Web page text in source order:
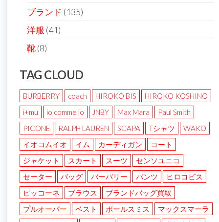
ブランド (135)
洋服 (41)
靴(8)
TAG CLOUD
BURBERRY coach HIROKO BIS
HIROKO KOSHINO
i+mu
io comme io JNBY Max Mara
Paul Smith
PICONE
RALPH LAUREN SCAPA Tシャツ
WAKO
イオコムイオ
イム カーディガン
コート
ジャケット
スカート スーツ
センソユニコ
セーター
バッグ バーバリー パンツ
ヒロコビス
ピッコーネ
ブラウス
ブランドバッグ買取
プルオーバー
ベスト ポールスミス
マックスマーラ